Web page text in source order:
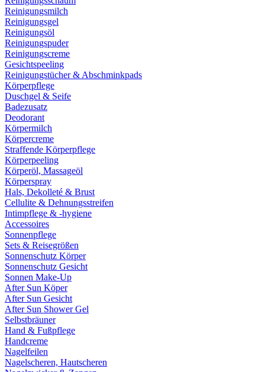
Reinigungsmilch
Reinigungsgel
Reinigungsöl
Reinigungspuder
Reinigungscreme
Gesichtspeeling
Reinigungstücher & Abschminkpads
Körperpflege
Duschgel & Seife
Badezusatz
Deodorant
Körpermilch
Körpercreme
Straffende Körperpflege
Körperpeeling
Körperöl, Massageöl
Körperspray
Hals, Dekolleté & Brust
Cellulite & Dehnungsstreifen
Intimpflege & -hygiene
Accessoires
Sonnenpflege
Sets & Reisegrößen
Sonnenschutz Körper
Sonnenschutz Gesicht
Sonnen Make-Up
After Sun Köper
After Sun Gesicht
After Sun Shower Gel
Selbstbräuner
Hand & Fußpflege
Handcreme
Nagelfeilen
Nagelscheren, Hautscheren